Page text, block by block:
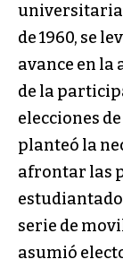
universitaria
de 1960, se
avance en
de la
elecciones
planteó la
afrontar las
estudiantado
serie de
asumió